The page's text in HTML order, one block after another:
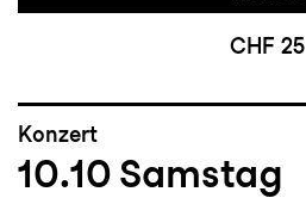
CHF 25
Konzert
10.10 Samstag